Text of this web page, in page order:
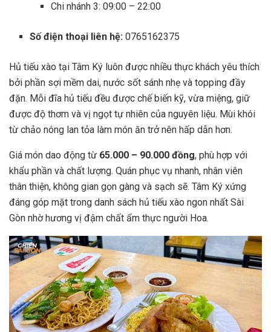
Chi nhánh 3: 09:00 – 22:00
Số điện thoại liên hệ: 0765162375
Hủ tiếu xào tại Tâm Ký luôn được nhiều thực khách yêu thích
bởi phần sợi mềm dai, nước sốt sánh nhẹ và topping đầy
đặn. Mỗi đĩa hủ tiếu đều được chế biến kỹ, vừa miệng, giữ
được độ thơm và vị ngọt tự nhiên của nguyên liệu. Mùi khói
từ chảo nóng lan tỏa làm món ăn trở nên hấp dẫn hơn.
Giá món dao động từ 65.000 – 90.000 đồng, phù hợp với
khẩu phần và chất lượng. Quán phục vụ nhanh, nhân viên
thân thiện, không gian gọn gàng và sạch sẽ. Tâm Ký xứng
đáng góp mặt trong danh sách hủ tiếu xào ngon nhất Sài
Gòn nhờ hương vị đậm chất ẩm thực người Hoa.